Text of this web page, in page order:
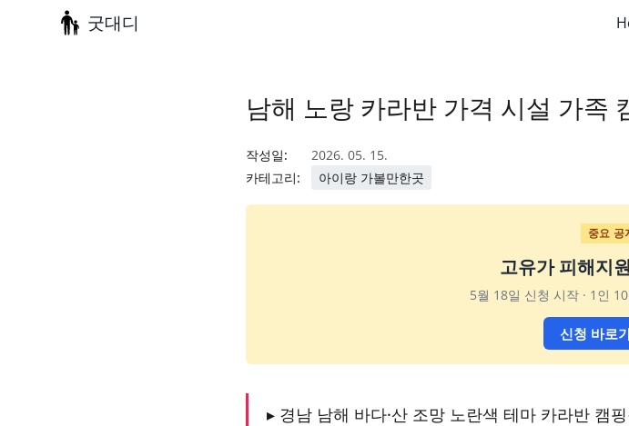
굿대디
남해 노랑 카라반 가격 시설 가족
작성일:
2026. 05. 15.
카테고리:
아이랑 가볼만한곳
중요 공
고유가 피해지
5월 18일 신청 시작 · 1인
신청 바로
▸ 경남 남해 바다·산 조망 노란색 테마 카라반 캠